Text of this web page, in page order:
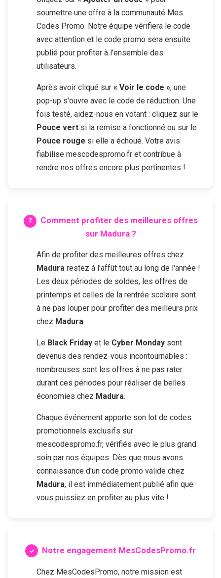
soumettre une offre à la communauté Mes
Codes Promo. Notre équipe vérifiera le code
avec attention et le code promo sera ensuite
publié pour profiter à l'ensemble des
utilisateurs.
Après avoir cliqué sur « Voir le code », une
pop-up s'ouvre avec le code de réduction. Une
fois testé, aidez-nous en votant : cliquez sur le
Pouce vert si la remise a fonctionné ou sur le
Pouce rouge si elle a échoué. Votre avis
fiabilise mescodespromo.fr et contribue à
rendre nos offres encore plus pertinentes !
Comment profiter des meilleures offres
sur Madura?
Afin de profiter des meilleures offres chez
Madura restez à l'affût tout au long de l'année !
Les deux périodes de soldes, les offres de
printemps et celles de la rentrée scolaire sont
à ne pas louper pour profiter des meilleurs prix
chez Madura.
Le Black Friday et le Cyber Monday sont
devenus des rendez-vous incontournables :
nombreuses sont les offres à ne pas rater
durant ces périodes pour réaliser de belles
économies chez Madura.
Chaque événement apporte son lot de codes
promotionnels exclusifs sur
mescodespromo.fr, vérifiés avec le plus grand
soin par nos équipes. Dès que nous avons
connaissance d'un code promo valide chez
Madura, il est immédiatement publié afin que
vous puissiez en profiter au plus vite !
Notre engagement MesCodesPromo.fr
Chez MesCodesPromo, notre mission est